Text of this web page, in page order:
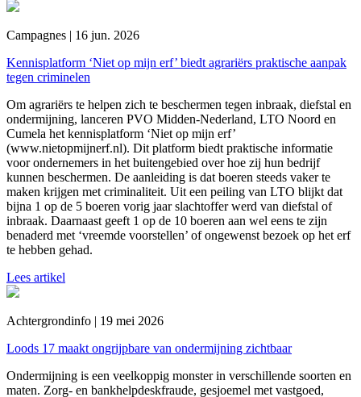
Campagnes | 16 jun. 2026
Kennisplatform ‘Niet op mijn erf’ biedt agrariërs praktische aanpak
tegen criminelen
Om agrariërs te helpen zich te beschermen tegen inbraak, diefstal en
ondermijning, lanceren PVO Midden-Nederland, LTO Noord en
Cumela het kennisplatform ‘Niet op mijn erf’
(www.nietopmijnerf.nl). Dit platform biedt praktische informatie
voor ondernemers in het buitengebied over hoe zij hun bedrijf
kunnen beschermen. De aanleiding is dat boeren steeds vaker te
maken krijgen met criminaliteit. Uit een peiling van LTO blijkt dat
bijna 1 op de 5 boeren vorig jaar slachtoffer werd van diefstal of
inbraak. Daarnaast geeft 1 op de 10 boeren aan wel eens te zijn
benaderd met ‘vreemde voorstellen’ of ongewenst bezoek op het erf
te hebben gehad.
Lees artikel
Achtergrondinfo | 19 mei 2026
Loods 17 maakt ongrijpbare van ondermijning zichtbaar
Ondermijning is een veelkoppig monster in verschillende soorten en
maten. Zorg- en bankhelpdeskfraude, gesjoemel met vastgoed,